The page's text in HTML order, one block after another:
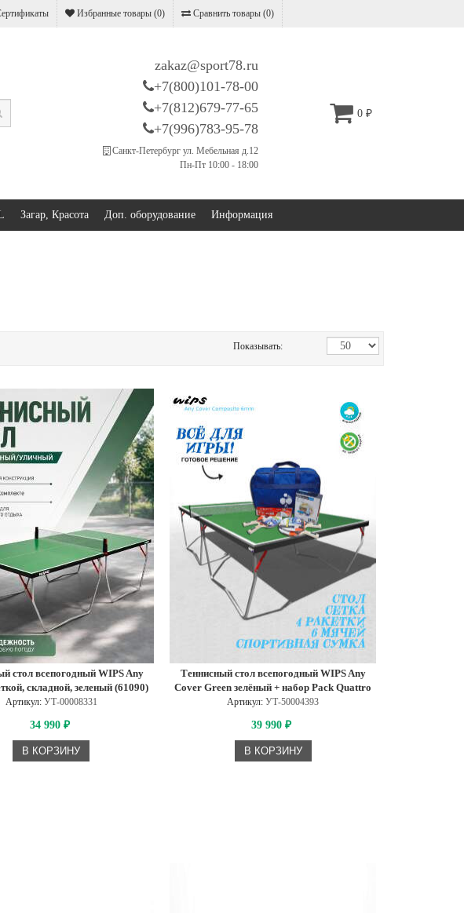
Избранные товары (0) Сравнить товары (0)
zakaz@sport78.ru
+7(800)101-78-00
+7(812)679-77-65
+7(996)783-95-78
Санкт-Петербург ул. Мебельная д.12
Пн-Пт 10:00 - 18:00
0 ₽
Загар, Красота Доп. оборудование Информация
Показывать:
стол всепогодный WIPS Any
складной, зеленый (61090)
Артикул: УТ-00008331
34 990 ₽
В КОРЗИНУ
Теннисный стол всепогодный WIPS Any
Cover Green зелёный + набор Pack Quattro
Артикул:УТ-50004393
39 990₽
В КОРЗИНУ